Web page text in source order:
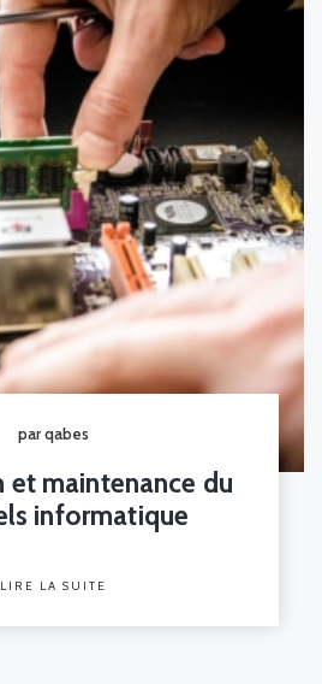
par qabes
et maintenance du
informatique
LIRE LA SUITE